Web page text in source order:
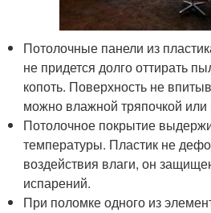
Потолочные панели из
не придется долго оттирать
копоть. Поверхность не
можно влажной тряпочкой или
Потолочное покрытие
температуры. Пластик не
воздействия влаги, он
испарений.
При поломке одного из